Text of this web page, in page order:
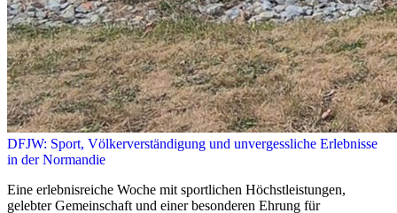
DFJW: Sport, Völkerverständigung und unvergessliche Erlebnisse
in der Normandie
Eine erlebnisreiche Woche mit sportlichen Höchstleistungen,
gelebter Gemeinschaft und einer besonderen Ehrung für